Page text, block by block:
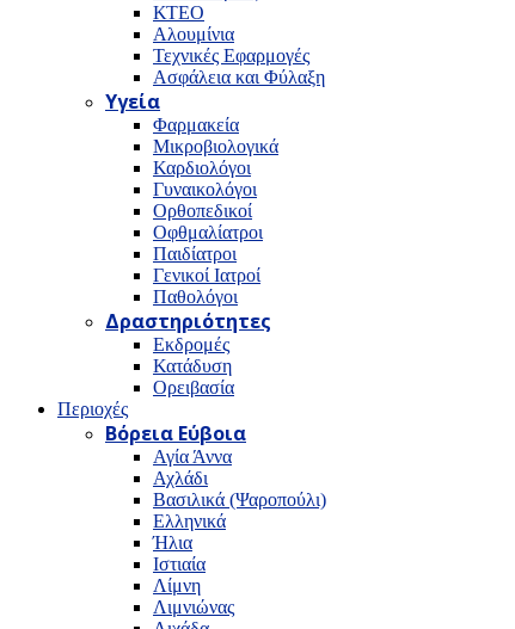
ΚΤΕΟ
Αλουμίνια
Τεχνικές Εφαρμογές
Ασφάλεια και Φύλαξη
Υγεία
Φαρμακεία
Μικροβιολογικά
Καρδιολόγοι
Γυναικολόγοι
Ορθοπεδικοί
Οφθμαλίατροι
Παιδίατροι
Γενικοί Ιατροί
Παθολόγοι
Δραστηριότητες
Εκδρομές
Κατάδυση
Ορειβασία
Περιοχές
Βόρεια Εύβοια
Αγία Άννα
Αχλάδι
Βασιλικά (Ψαροπούλι)
Ελληνικά
Ήλια
Ιστιαία
Λίμνη
Λιμνιώνας